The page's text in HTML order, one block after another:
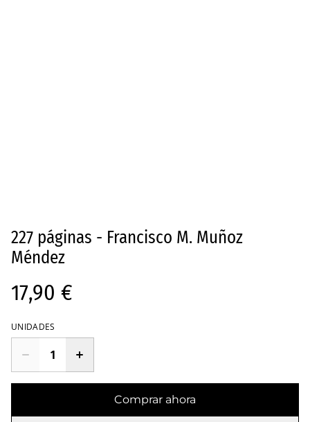
227 páginas - Francisco M. Muñoz
Méndez
17,90 €
UNIDADES
Comprar ahora